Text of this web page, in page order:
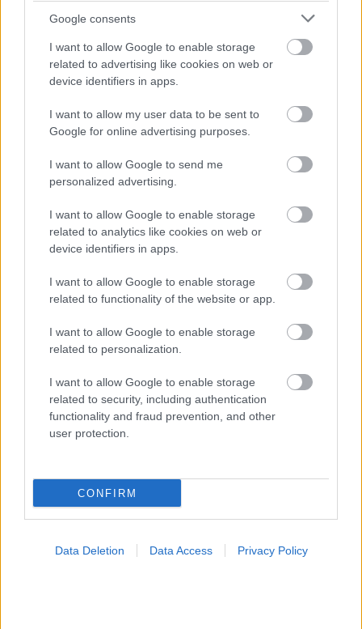
Google consents
I want to allow Google to enable storage
related to advertising like cookies on web or
device identifiers in apps.
I want to allow my user data to be sent to
Google for online advertising purposes.
I want to allow Google to send me
personalized advertising.
I want to allow Google to enable storage
related to analytics like cookies on web or
device identifiers in apps.
I want to allow Google to enable storage
related to functionality of the website or app.
I want to allow Google to enable storage
related to personalization.
I want to allow Google to enable storage
related to security, including authentication
functionality and fraud prevention, and other
user protection.
CONFIRM
Data Deletion Data Access Privacy Policy